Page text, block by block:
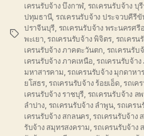
Tags
เครนรับจ้าง บึงกาฬ, รถเครนรับจ้าง บุ
ปทุมธานี, รถเครนรับจ้าง ประจวบคีรี
ปราจีนบุรี รถเครนรับจ้าง พระนครศรี
พะเยา รถเครนรับจ้าง พิจิตร รถเคร
เครนรับจ้าง ภาคตะวันตก รถเครนรับ
เครนรับจ้าง ภาคเหนือ รถเครนรับจ้าง
มหาสารคาม รถเครนรับจ้าง มุกดาหา
ยโสธร, รถเครนรับจ้าง ร้อยเอ็ด รถเค
เครนรับจ้าง ราชบุรี รถเครนรับจ้าง ล
ลำปาง รถเครนรับจ้าง ลำพูน, รถเครน
เครนรับจ้าง สกลนคร, รถเครนรับจ้าง
รับจ้าง สมุทรสงคราม รถเครนรับจ้าง